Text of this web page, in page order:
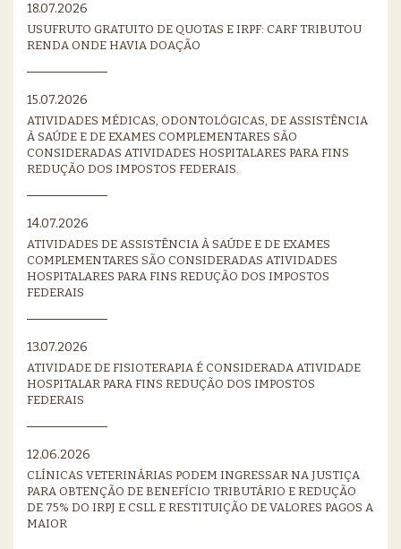
18.07.2026
USUFRUTO GRATUITO DE QUOTAS E IRPF: CARF TRIBUTOU
RENDA ONDE HAVIA DOAÇÃO
15.07.2026
ATIVIDADES MÉDICAS, ODONTOLÓGICAS, DE ASSISTÊNCIA
À SAÚDE E DE EXAMES COMPLEMENTARES SÃO
CONSIDERADAS ATIVIDADES HOSPITALARES PARA FINS
REDUÇÃO DOS IMPOSTOS FEDERAIS.
14.07.2026
ATIVIDADES DE ASSISTÊNCIA À SAÚDE E DE EXAMES
COMPLEMENTARES SÃO CONSIDERADAS ATIVIDADES
HOSPITALARES PARA FINS REDUÇÃO DOS IMPOSTOS
FEDERAIS
13.07.2026
ATIVIDADE DE FISIOTERAPIA É CONSIDERADA ATIVIDADE
HOSPITALAR PARA FINS REDUÇÃO DOS IMPOSTOS
FEDERAIS
12.06.2026
CLÍNICAS VETERINÁRIAS PODEM INGRESSAR NA JUSTIÇA
PARA OBTENÇÃO DE BENEFÍCIO TRIBUTÁRIO E REDUÇÃO
DE 75% DO IRPJ E CSLL E RESTITUIÇÃO DE VALORES PAGOS A
MAIOR